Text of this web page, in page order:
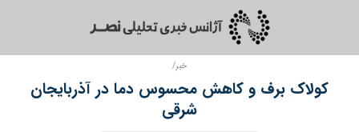
خبر/
کولاک برف و کاهش محسوس دما در آذربایجان
شرقی